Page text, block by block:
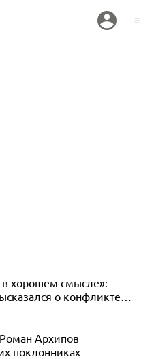
болезнь»:
что полностью
время ремиссии
в хорошем смысле»:
о конфликте
Архипов
поклонниках